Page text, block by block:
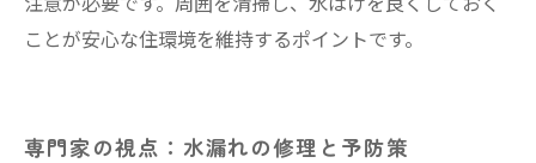
ことが安心な住環境を維持するポイントです。
専門家の視点：水漏れの修理と予防策